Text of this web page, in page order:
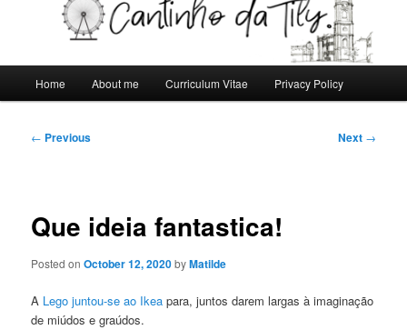
Home About me Curriculum Vitae Privacy Policy
Post
← Previous Next →
Que ideia fantastica!
Posted onOctober 12, 2020byMatilde
A Lego juntou-se ao Ikea para, juntos darem largas à imaginação
de miúdos e graúdos.